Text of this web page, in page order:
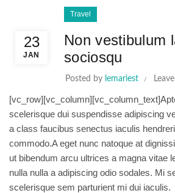
23
JAN
Travel
Non vestibulum
sociosqu
Posted by lemariest
scelerisque dui suspendisse adipiscing
a class faucibus senectus iaculis
commodo.A eget nunc natoque at
ut bibendum arcu ultrices a magna vitae
nulla nulla a adipiscing odio sodales. Mi
scelerisque sem parturient mi dui iaculis.